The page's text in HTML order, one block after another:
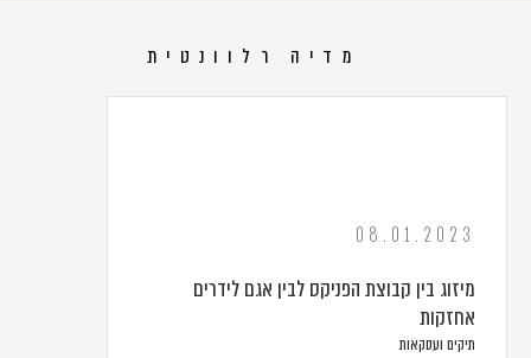
מדיה רלוונטית
08.01.2023
מיזוג בין קבוצת הפניקס לבין אגם לידרים
אחזקות
תיקים ועסקאות